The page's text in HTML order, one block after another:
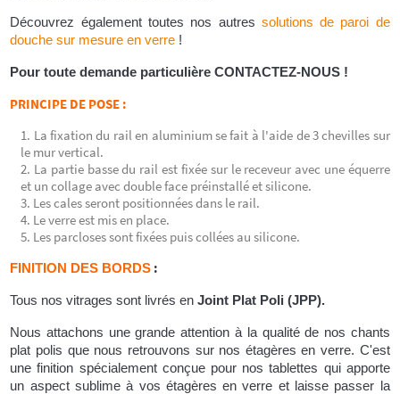
Découvrez également toutes nos autres solutions de paroi de
douche sur mesure en verre !
Pour toute demande particulière CONTACTEZ-NOUS !
PRINCIPE DE POSE :
La fixation du rail en aluminium se fait à l'aide de 3 chevilles sur
le mur vertical.
La partie basse du rail est fixée sur le receveur avec une équerre
et un collage avec double face préinstallé et silicone.
Les cales seront positionnées dans le rail.
Le verre est mis en place.
Les parcloses sont fixées puis collées au silicone.
FINITION DES BORDS :
Tous nos vitrages sont livrés enJoint Plat Poli (JPP).
Nous attachons une grande attention à la qualité de nos chants
plat polis que nous retrouvons sur nos étagères en verre. C'est
une finition spécialement conçue pour nos tablettes qui apporte
un aspect sublime à vos étagères en verre et laisse passer la